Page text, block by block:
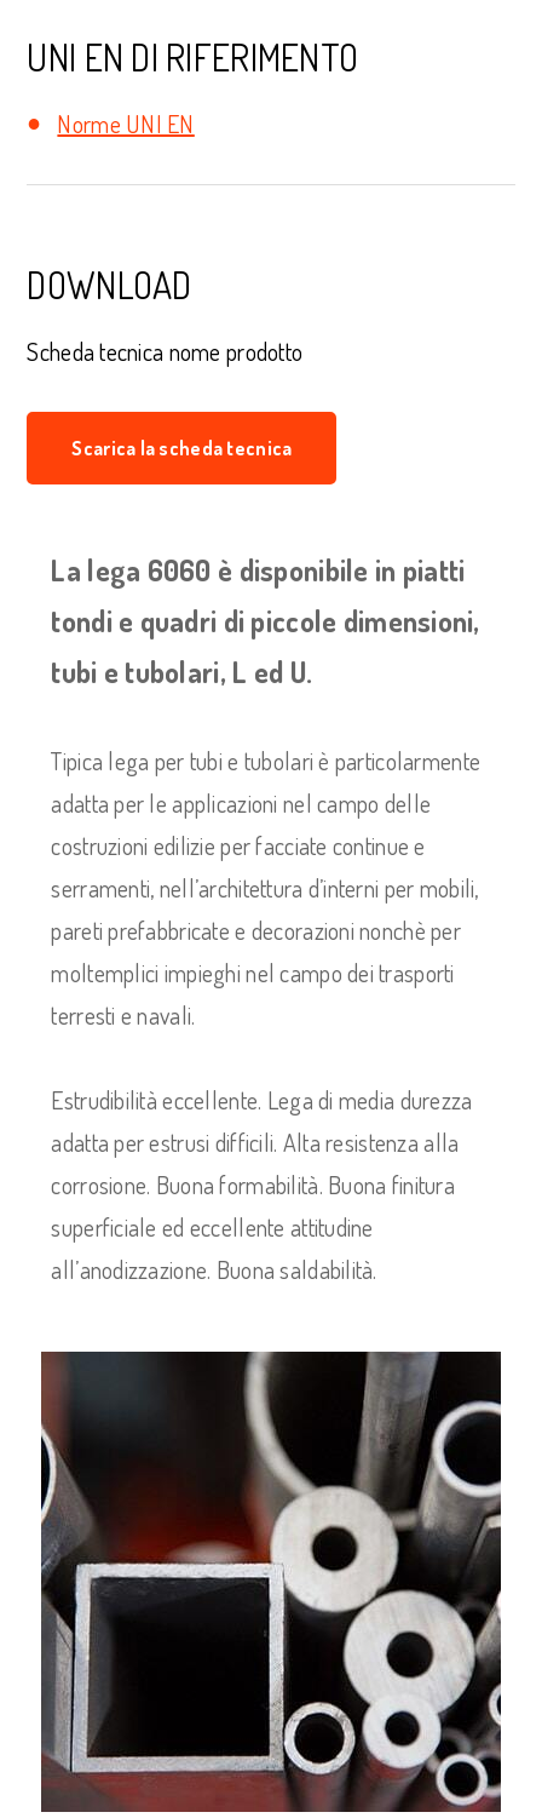
UNI EN DI RIFERIMENTO
Norme UNI EN
DOWNLOAD
Scheda tecnica nome prodotto
Scarica la scheda tecnica
La lega 6060 è disponibile in piatti
tondi e quadri di piccole dimensioni,
tubi e tubolari, L ed U.
Tipica lega per tubi e tubolari è particolarmente
adatta per le applicazioni nel campo delle
costruzioni edilizie per facciate continue e
serramenti, nell’architettura d’interni per mobili,
pareti prefabbricate e decorazioni nonchè per
moltemplici impieghi nel campo dei trasporti
terresti e navali.
Estrudibilità eccellente. Lega di media durezza
adatta per estrusi difficili. Alta resistenza alla
corrosione. Buona formabilità. Buona finitura
superficiale ed eccellente attitudine
all’anodizzazione. Buona saldabilità.